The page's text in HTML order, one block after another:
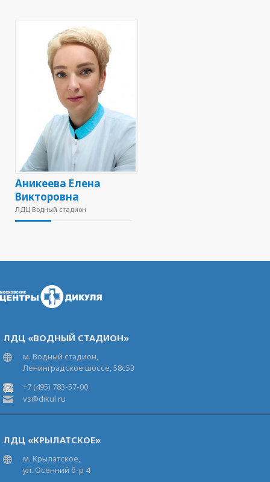
Аникеева Елена
Викторовна
ЛДЦ Водный стадион
ЛДЦ «ВОДНЫЙ СТАДИОН»
м. Водный стадион,
Ленинградское шоссе, 58с53
+7 (495) 783-57-00
vs@dikul.ru
ЛДЦ «КРЫЛАТСКОЕ»
м. Крылатское,
ул. Осенний б-р 4